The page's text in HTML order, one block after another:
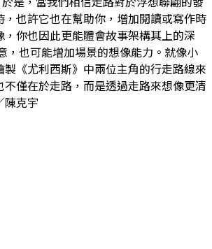
是，當我們相信走路對於浮想聯翩的發
，也許它也在幫助你，增加閱讀或寫作時
，你也因此更能體會故事架構其上的深
，也可能增加場景的想像能力。就像小
製《尤利西斯》中兩位主角的行走路線來
不僅在於走路，而是透過走路來想像更清
陳克宇